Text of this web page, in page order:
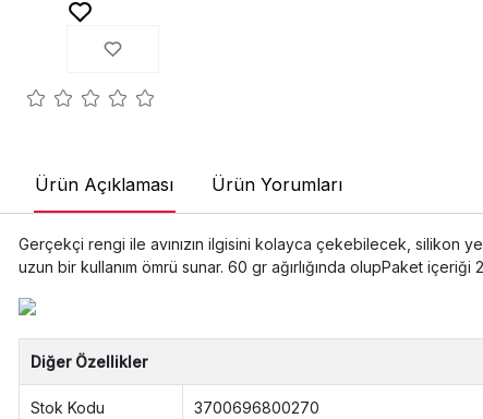
Ürün Açıklaması Ürün Yorumları
Gerçekçi rengi ile avınızın ilgisini kolayca çekebilecek, silikon
uzun bir kullanım ömrü sunar. 60 gr ağırlığında olupPaket içeriği
Diğer Özellikler
Stok Kodu 3700696800270